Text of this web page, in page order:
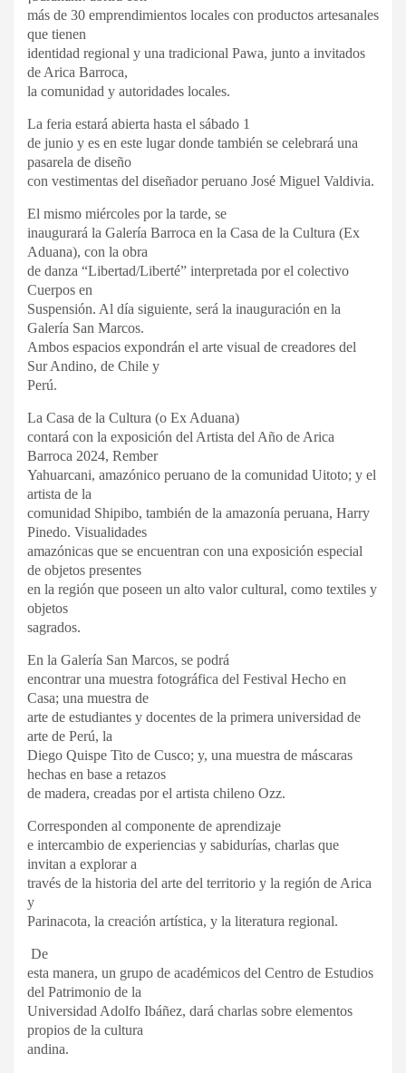
más de 30 emprendimientos locales con productos artesanales
que tienen
identidad regional y una tradicional Pawa, junto a invitados
de Arica Barroca,
la comunidad y autoridades locales.
La feria estará abierta hasta el sábado 1
de junio y es en este lugar donde también se celebrará una
pasarela de diseño
con vestimentas del diseñador peruano José Miguel Valdivia.
El mismo miércoles por la tarde, se
inaugurará la Galería Barroca en la Casa de la Cultura (Ex
Aduana), con la obra
de danza “Libertad/Liberté” interpretada por el colectivo
Cuerpos en
Suspensión. Al día siguiente, será la inauguración en la
Galería San Marcos.
Ambos espacios expondrán el arte visual de creadores del
Sur Andino, de Chile y
Perú.
La Casa de la Cultura (o Ex Aduana)
contará con la exposición del Artista del Año de Arica
Barroca 2024, Rember
Yahuarcani, amazónico peruano de la comunidad Uitoto; y el
artista de la
comunidad Shipibo, también de la amazonía peruana, Harry
Pinedo. Visualidades
amazónicas que se encuentran con una exposición especial
de objetos presentes
en la región que poseen un alto valor cultural, como textiles y
objetos
sagrados.
En la Galería San Marcos, se podrá
encontrar una muestra fotográfica del Festival Hecho en
Casa; una muestra de
arte de estudiantes y docentes de la primera universidad de
arte de Perú, la
Diego Quispe Tito de Cusco; y, una muestra de máscaras
hechas en base a retazos
de madera, creadas por el artista chileno Ozz.
Corresponden al componente de aprendizaje
e intercambio de experiencias y sabidurías, charlas que
invitan a explorar a
través de la historia del arte del territorio y la región de Arica
y
Parinacota, la creación artística, y la literatura regional.
De
esta manera, un grupo de académicos del Centro de Estudios
del Patrimonio de la
Universidad Adolfo Ibáñez, dará charlas sobre elementos
propios de la cultura
andina.